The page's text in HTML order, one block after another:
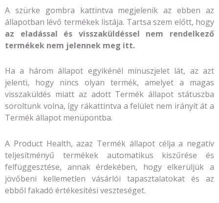
A szürke gombra kattintva megjelenik az ebben az
állapotban lévő termékek listája. Tartsa szem előtt, hogy
az eladással és visszaküldéssel nem rendelkező
termékek nem jelennek meg itt.
Ha a három állapot egyikénél mínuszjelet lát, az azt
jelenti, hogy nincs olyan termék, amelyet a magas
visszaküldés miatt az adott Termék állapot státuszba
soroltunk volna, így rákattintva a felület nem irányít át a
Termék állapot menüpontba.
A Product Health, azaz Termék állapot célja a negatív
teljesítményű termékek automatikus kiszűrése és
felfüggesztése, annak érdekében, hogy elkerüljük a
jövőbeni kellemetlen vásárlói tapasztalatokat és az
ebből fakadó értékesítési veszteséget.